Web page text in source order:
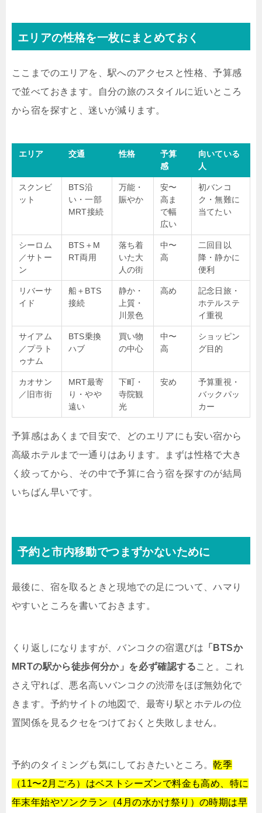
エリアの性格を一枚にまとめておく
ここまでのエリアを、駅へのアクセスと性格、予算感
で並べておきます。自分の旅のスタイルに近いところ
から宿を探すと、迷いが減ります。
エリア 交通 性格
予算
感
向いている
人
スクンビ
ット
BTS沿
い・一部
MRT接続
万能・
賑やか
安〜
高ま
で幅
広い
初バンコ
ク・無難に
当てたい
シーロム
／サトー
ン
BTS＋M
RT両用
落ち着
いた大
人の街
中〜
高
二回目以
降・静かに
便利
リバーサ
イド
船＋BTS
接続
静か・
上質・
川景色
高め
記念日旅・
ホテルステ
イ重視
サイアム
／プラト
ゥナム
BTS乗換
ハブ
買い物
の中心
中〜
高
ショッピン
グ目的
カオサン
／旧市街
MRT最寄
り・やや
遠い
下町・
寺院観
光
安め
予算重視・
バックパッ
カー
予算感はあくまで目安で、どのエリアにも安い宿から
高級ホテルまで一通りはあります。まずは性格で大き
く絞ってから、その中で予算に合う宿を探すのが結局
いちばん早いです。
予約と市内移動でつまずかないために
最後に、宿を取るときと現地での足について、ハマり
やすいところを書いておきます。
くり返しになりますが、バンコクの宿選びは 「BTSか
MRTの駅から徒歩何分か」を必ず確認すること。これ
さえ守れば、悪名高いバンコクの渋滞をほぼ無効化で
きます。予約サイトの地図で、最寄り駅とホテルの位
置関係を見るクセをつけておくと失敗しません。
予約のタイミングも気にしておきたいところ。乾季
（11〜2月ごろ）はベストシーズンで料金も高め、特に
年末年始やソンクラン（4月の水かけ祭り）の時期は早